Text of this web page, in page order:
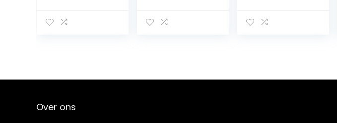
Warmteafvoer
Leven
Over ons